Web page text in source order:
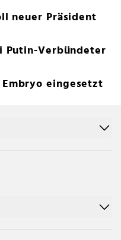
neuer Präsident
Putin-Verbündeter
eingesetzt